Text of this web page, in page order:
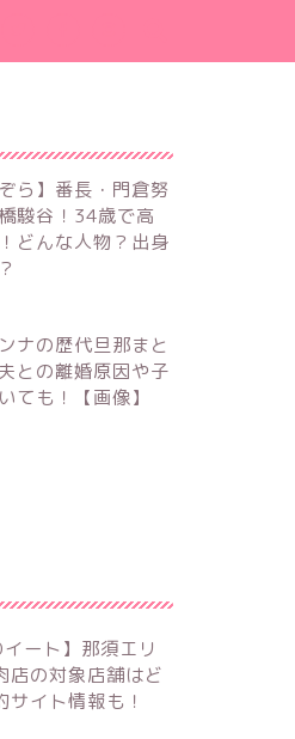
ら】番長・門倉努
駿谷！34歳で高
どんな人物？出身
ナの歴代旦那まと
との離婚原因や子
ても！【画像】
イート】那須エリ
店の対象店舗はど
サイト情報も！